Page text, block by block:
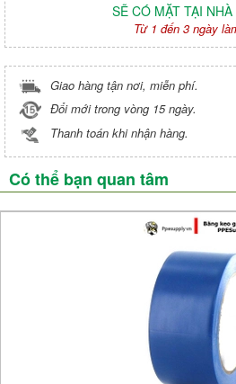
SẼ CÓ MẶT TẠI NHÀ
Từ 1 đến 3 ngày
Giao hàng tận nơi, miễn phí.
Đổi mới trong vòng 15 ngày.
Thanh toán khi nhận hàng.
Có thể bạn quan tâm